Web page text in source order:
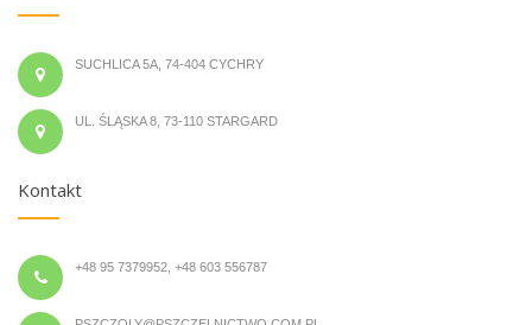
SUCHLICA 5A, 74-404 CYCHRY
UL. ŚLĄSKA 8, 73-110 STARGARD
Kontakt
+48 95 7379952, +48 603 556787